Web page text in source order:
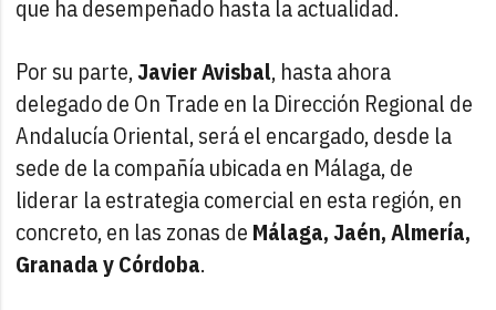
que ha desempeñado hasta la actualidad.
Por su parte,Javier Avisbal, hasta ahora
delegado de On Trade en la Dirección Regional de
Andalucía Oriental, será el encargado, desde la
sede de la compañía ubicada en Málaga, de
liderar la estrategia comercial en esta región, en
concreto, en las zonas de Málaga, Jaén, Almería,
Granada y Córdoba.